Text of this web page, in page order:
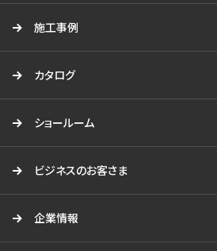
施工事例
カタログ
ショールーム
ビジネスのお客さま
企業情報